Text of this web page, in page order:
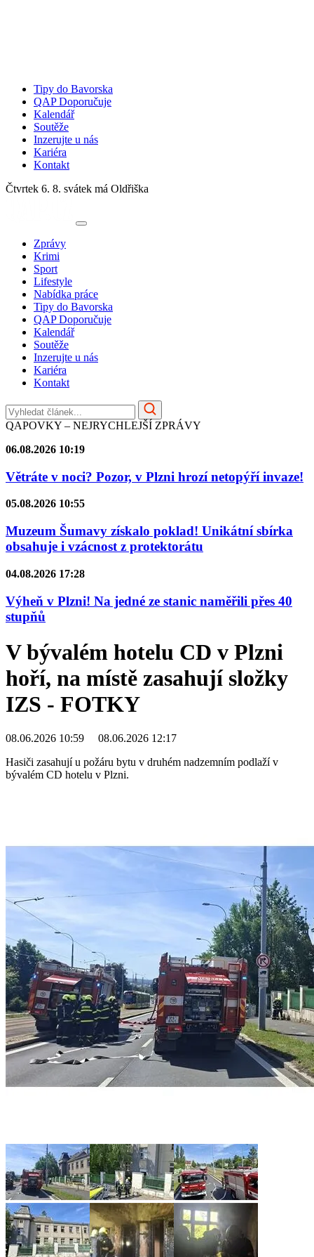
Tipy do Bavorska
QAP Doporučuje
Kalendář
Soutěže
Inzerujte u nás
Kariéra
Kontakt
Čtvrtek 6. 8. svátek má Oldřiška
Zprávy
Krimi
Sport
Lifestyle
Nabídka práce
Tipy do Bavorska
QAP Doporučuje
Kalendář
Soutěže
Inzerujte u nás
Kariéra
Kontakt
QAPOVKY – NEJRYCHLEJŠÍ ZPRÁVY
06.08.2026 10:19
Větráte v noci? Pozor, v Plzni hrozí netopýří invaze!
05.08.2026 10:55
Muzeum Šumavy získalo poklad! Unikátní sbírka
obsahuje i vzácnost z protektorátu
04.08.2026 17:28
Výheň v Plzni! Na jedné ze stanic naměřili přes 40
stupňů
V bývalém hotelu CD v Plzni
hoří, na místě zasahují složky
IZS - FOTKY
08.06.2026 10:59 08.06.2026 12:17
Hasiči zasahují u požáru bytu v druhém nadzemním podlaží v
bývalém CD hotelu v Plzni.